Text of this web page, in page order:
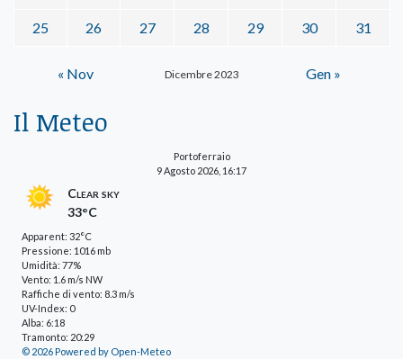
Dicembre 2023
25 26 27 28 29 30 31
« Nov Gen »
Il Meteo
Portoferraio
9 Agosto 2026, 16:17
Clear sky
33°C
Apparent: 32°C
Pressione: 1016 mb
Umidità: 77%
Vento: 1.6 m/s NW
Raffiche di vento: 8.3 m/s
UV-Index: 0
Alba: 6:18
Tramonto: 20:29
© 2026 Powered by Open-Meteo